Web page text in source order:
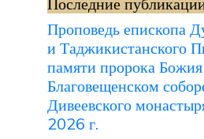
Проповедь епископа
и Таджикистанского
памяти пророка
Благовещенском
Дивеевского
2026 г.